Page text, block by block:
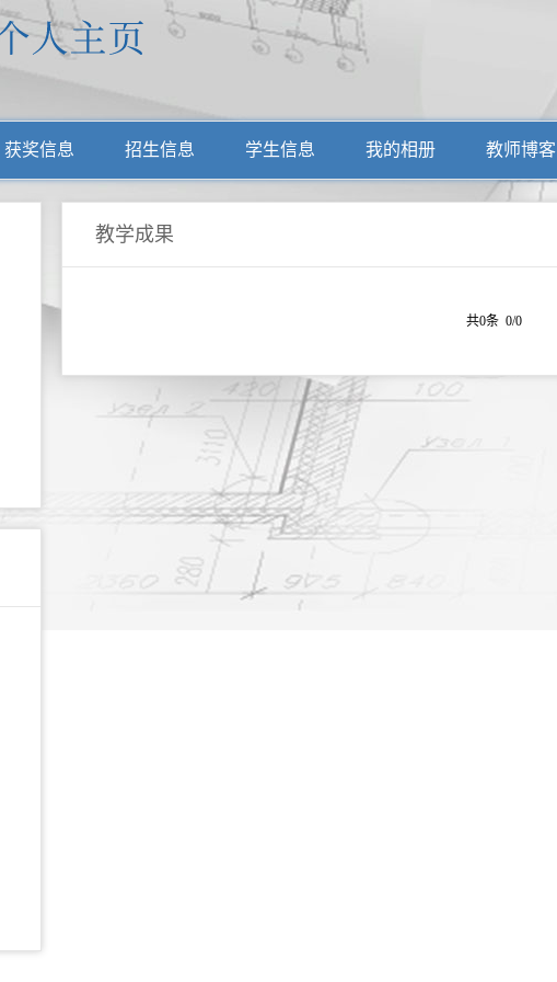
获奖信息 招生信息 学生信息 我的相册 教师博客
教学成果
共0条 0/0